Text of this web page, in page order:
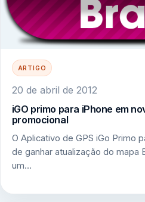
ARTIGO
20 de abril de 2012
iGO primo para iPhone em
promocional
O Aplicativo de GPS iGo Primo
de ganhar atualização do mapa
um…